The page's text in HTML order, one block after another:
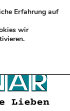
Erfahrung auf
wir